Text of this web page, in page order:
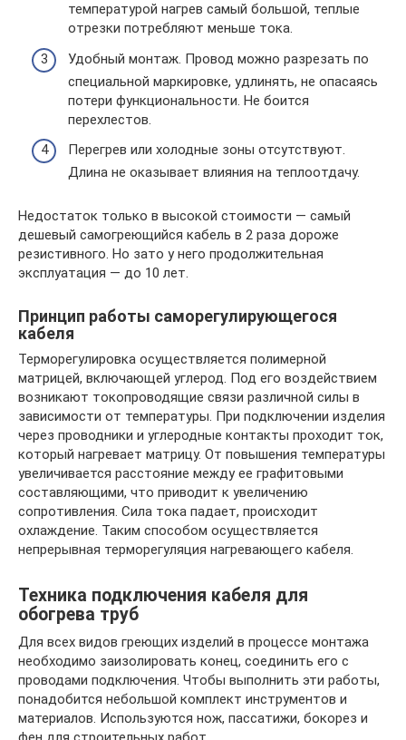
температурой нагрев самый большой, теплые
отрезки потребляют меньше тока.
Удобный монтаж. Провод можно разрезать по
специальной маркировке, удлинять, не опасаясь
потери функциональности. Не боится
перехлестов.
Перегрев или холодные зоны отсутствуют.
Длина не оказывает влияния на теплоотдачу.
Недостаток только в высокой стоимости — самый
дешевый самогреющийся кабель в 2 раза дороже
резистивного. Но зато у него продолжительная
эксплуатация — до 10 лет.
Принцип работы саморегулирующегося
кабеля
Терморегулировка осуществляется полимерной
матрицей, включающей углерод. Под его воздействием
возникают токопроводящие связи различной силы в
зависимости от температуры. При подключении изделия
через проводники и углеродные контакты проходит ток,
который нагревает матрицу. От повышения температуры
увеличивается расстояние между ее графитовыми
составляющими, что приводит к увеличению
сопротивления. Сила тока падает, происходит
охлаждение. Таким способом осуществляется
непрерывная терморегуляция нагревающего кабеля.
Техника подключения кабеля для
обогрева труб
Для всех видов греющих изделий в процессе монтажа
необходимо заизолировать конец, соединить его с
проводами подключения. Чтобы выполнить эти работы,
понадобится небольшой комплект инструментов и
материалов. Используются нож, пассатижи, бокорез и